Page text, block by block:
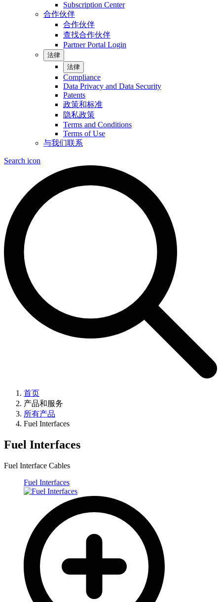
Subscription Center
合作伙伴
合作伙伴
查找合作伙伴
Partner Portal Login
法律
法律
Compliance
Data Privacy and Data Security
Patents
政策和标准
隐私政策
Terms and Conditions
Terms of Use
与我们联系
Search icon
首页
产品和服务
所有产品
Fuel Interfaces
Fuel Interfaces
Fuel Interface Cables
Fuel Interfaces